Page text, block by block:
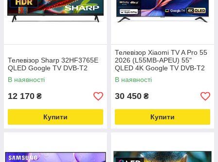
Телевізор Sharp 32HF3765E
QLED Google TV DVB-T2
В наявності
12 170 ₴
Купити
Телевізор Xiaomi TV A Pro 55
2026 (L55MB-APEU) 55"
QLED 4K Google TV DVB-T2
В наявності
30 450 ₴
Купити